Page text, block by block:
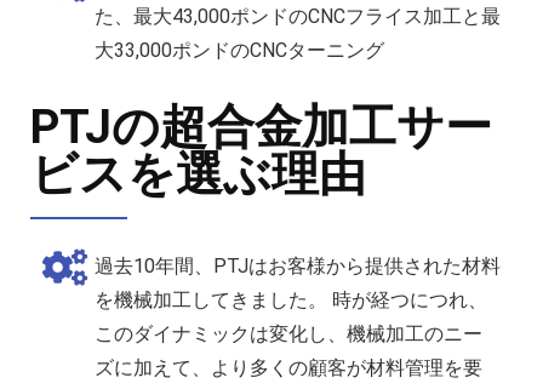
た、最大43,000ポンドのCNCフライス加工と最
大33,000ポンドのCNCターニング
PTJの超合金加工サー
ビスを選ぶ理由
過去10年間、PTJはお客様から提供された材料
を機械加工してきました。 時が経つにつれ、
このダイナミックは変化し、機械加工のニー
ズに加えて、より多くの顧客が材料管理を要